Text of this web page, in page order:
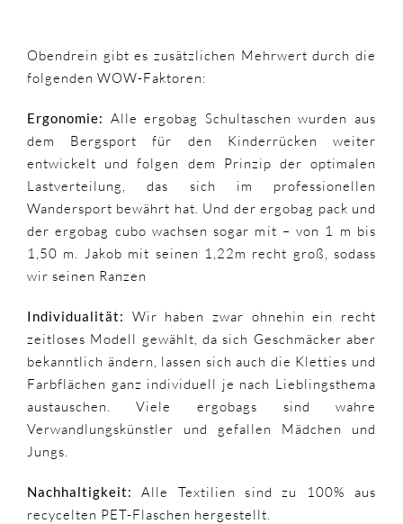
Obendrein gibt es zusätzlichen Mehrwert durch die
folgenden WOW-Faktoren:
Ergonomie: Alle ergobag Schultaschen wurden aus
dem Bergsport für den Kinderrücken weiter
entwickelt und folgen dem Prinzip der optimalen
Lastverteilung, das sich im professionellen
Wandersport bewährt hat. Und der ergobag pack und
der ergobag cubo wachsen sogar mit – von 1 m bis
1,50 m. Jakob mit seinen 1,22m recht groß, sodass
wir seinen Ranzen
Individualität:
Wir haben zwar ohnehin ein recht
zeitloses Modell gewählt, da sich Geschmäcker aber
bekanntlich ändern, lassen sich auch die Kletties und
Farbflächen ganz individuell je nach Lieblingsthema
austauschen. Viele ergobags sind wahre
Verwandlungskünstler und gefallen Mädchen und
Jungs.
Nachhaltigkeit:
Alle Textilien sind zu 100% aus
recycelten PET-Flaschen hergestellt.